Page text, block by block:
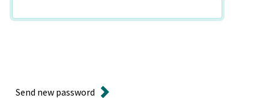
Send new password